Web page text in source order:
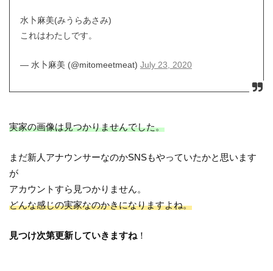
水卜麻美(みうらあさみ)
これはわたしです。
— 水卜麻美 (@mitomeetmeat) July 23, 2020
実家の画像は見つかりませんでした。
まだ新人アナウンサーなのかSNSもやっていたかと思います
が
アカウントすら見つかりません。
どんな感じの実家なのかきになりますよね。
見つけ次第更新していきますね ！